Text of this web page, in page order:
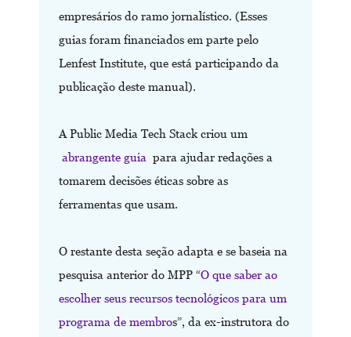
empresários do ramo jornalístico. (Esses
guias foram financiados em parte pelo
Lenfest Institute, que está participando da
publicação deste manual).
A Public Media Tech Stack criou um
abrangente guia para ajudar redações a
tomarem decisões éticas sobre as
ferramentas que usam.
O restante desta seção adapta e se baseia na
pesquisa anterior do MPP “O que saber ao
escolher seus recursos tecnológicos para um
programa de membros”, da ex-instrutora do